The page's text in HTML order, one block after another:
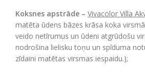
Koksnes apstrāde – Vivacolor Villa
matēta ūdens bāzes krāsa koka
veido netīrumus un ūdeni atgrūdošu
nodrošina lielisku toņu un spīduma
zīdaini matētas virsmas iespaidu.);